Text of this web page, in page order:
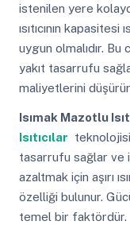
istenilen yere
ısıtıcının
uygun olmalıdır.
yakıt tasarrufu
maliyetlerini
Isımak Mazotlu
Isıtıcılar
tasarrufu sağlar ve
azaltmak için aşırı
özelliği bulunur.
temel bir faktördür.